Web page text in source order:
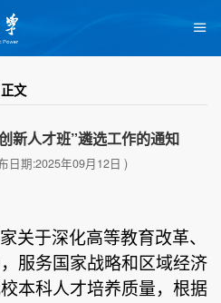
正文
新人才班”遴选工作的通知
日期:2025年09月12日 )
关于深化高等教育改革、
服务国家战略和区域经济
本科人才培养质量，根据